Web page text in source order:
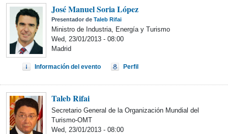
José Manuel Soria López
Presentador de Taleb Rifai
Ministro de Industria, Energía y Turismo
Wed, 23/01/2013 - 08:00
Madrid
Información del evento Perfil
Taleb Rifai
Secretario General de la Organización Mundial del
Turismo-OMT
Wed, 23/01/2013 - 08:00